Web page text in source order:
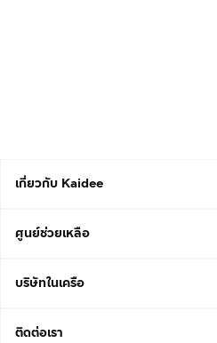
เกี่ยวกับ Kaidee
ศูนย์ช่วยเหลือ
บริษัทในเครือ
ติดต่อเรา